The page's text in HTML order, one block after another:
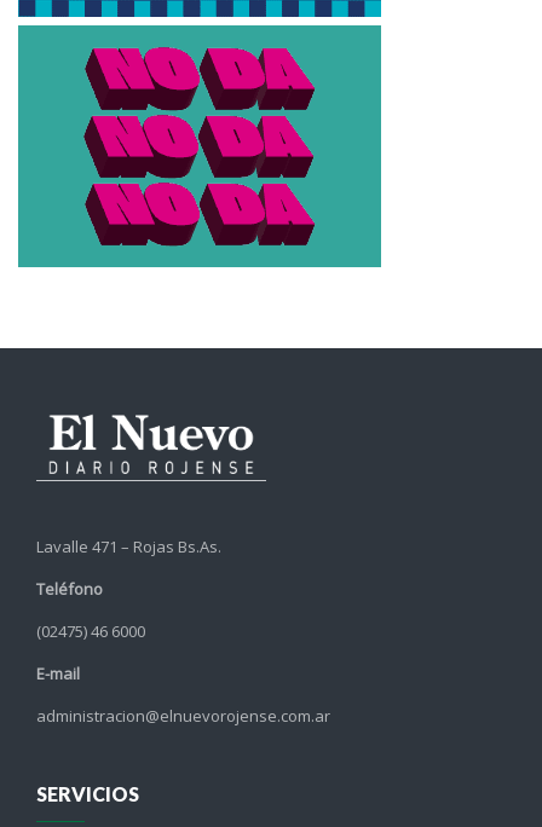
Lavalle 471 – Rojas Bs.As.
Teléfono
(02475) 46 6000
E-mail
administracion@elnuevorojense.com.ar
SERVICIOS